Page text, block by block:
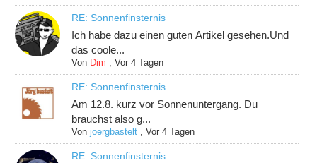
RE: Sonnenfinsternis
Ich habe dazu einen guten Artikel gesehen.Und
das coole...
Von Dim ,Vor 4 Tagen
RE: Sonnenfinsternis
Am 12.8. kurz vor Sonnenuntergang. Du
brauchst also g...
Vonjoergbastelt ,Vor 4 Tagen
RE: Sonnenfinsternis